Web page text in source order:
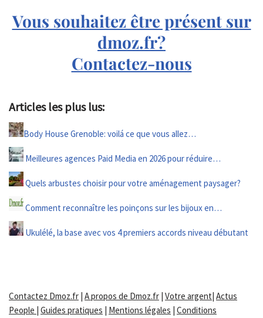
Vous souhaitez être présent sur
dmoz.fr?
Contactez-nous
Articles les plus lus:
Body House Grenoble: voilá ce que vous allez…
Meilleures agences Paid Media en 2026 pour réduire…
Quels arbustes choisir pour votre aménagement paysager?
Comment reconnaître les poinçons sur les bijoux en…
Ukulélé, la base avec vos 4 premiers accords niveau débutant
Contactez Dmoz.fr | A propos de Dmoz.fr | Votre argent| Actus
People | Guides pratiques | Mentions légales | Conditions